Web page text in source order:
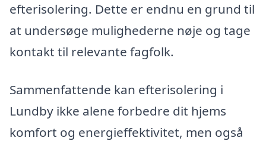
efterisolering. Dette er endnu en grund til
at undersøge mulighederne nøje og tage
kontakt til relevante fagfolk.
Sammenfattende kan efterisolering i
Lundby ikke alene forbedre dit hjems
komfort og energieffektivitet, men også